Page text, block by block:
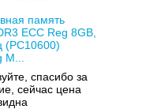
память
ECC Reg 8GB,
(PC10600)
спасибо за
сейчас цена